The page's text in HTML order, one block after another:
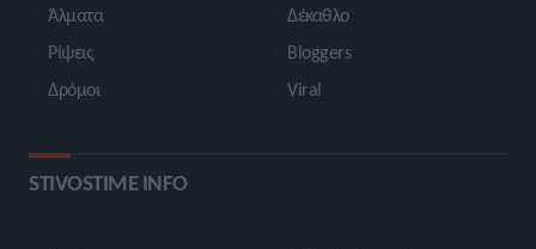
Άλματα
Ρίψεις
Δρόμοι
Δέκαθλο
Bloggers
Viral
STIVOSTIME INFO